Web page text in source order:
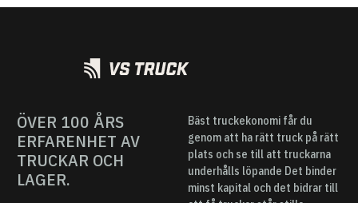
ÖVER 100 ÅRS
ERFARENHET AV
TRUCKAR OCH
LAGER.
Bäst truckekonomi får du
genom att ha rätt truck på rätt
plats och se till att truckarna
underhålls löpande Det binder
minst kapital och det bidrar till